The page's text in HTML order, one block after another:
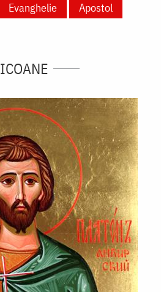
Evanghelie Apostol
ICOANE